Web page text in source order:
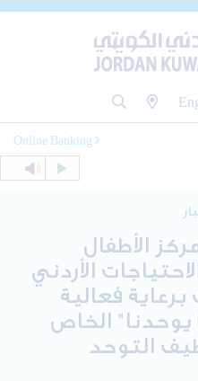
Online Banking
الأطفال
الأردني
فعالية
الخاص
التوحد